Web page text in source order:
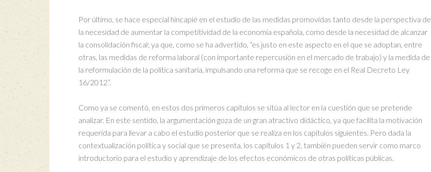
Por último, se hace especial hincapié en el estudio de las medidas promovidas tanto desde la perspectiva de
la necesidad de aumentar la competitividad de la economía española, como desde la necesidad de alcanzar
la consolidación fiscal; ya que, como se ha advertido, “es justo en este aspecto en el que se adoptan, entre
otras, las medidas de reforma laboral (con importante repercusión en el mercado de trabajo) y la medida de
la reformulación de la política sanitaria, impulsando una reforma que se recoge en el Real Decreto Ley
16/2012”.
Como ya se comentó, en estos dos primeros capítulos se sitúa al lector en la cuestión que se pretende
analizar. En este sentido, la argumentación goza de un gran atractivo didáctico, ya que facilita la motivación
requerida para llevar a cabo el estudio posterior que se realiza en los capítulos siguientes. Pero dada la
contextualización política y social que se presenta, los capítulos 1 y 2, también pueden servir como marco
introductorio para el estudio y aprendizaje de los efectos económicos de otras políticas públicas.